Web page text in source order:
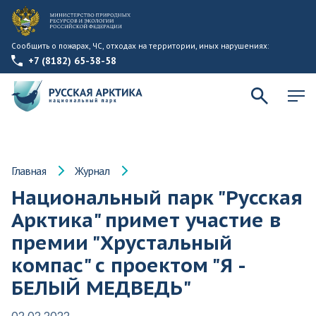
Сообщить о пожарах, ЧС, отходах на территории, иных нарушениях:
+7 (8182) 65-38-58
Главная Журнал
Национальный парк "Русская
Арктика" примет участие в
премии "Хрустальный
компас" с проектом "Я -
БЕЛЫЙ МЕДВЕДЬ"